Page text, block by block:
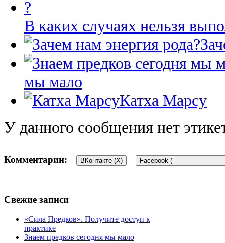
В каких случаях нельзя
мы мало
Катха Марсу
У данного сообщения нет
Комментарии: ВКонтакте (X) Facebook (
Добавить комментарий
Для отправки комментария вам необходимо
Этот сайт использует Akismet для борьбы со спамом.
Свежие записи
«Сила Предков». Получите доступ к
практике
Знаем предков сегодня мы мало